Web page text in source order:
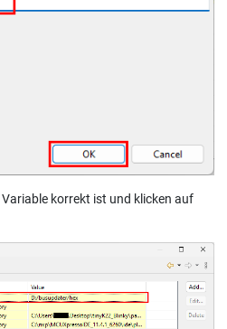
korrekt ist und klicken auf